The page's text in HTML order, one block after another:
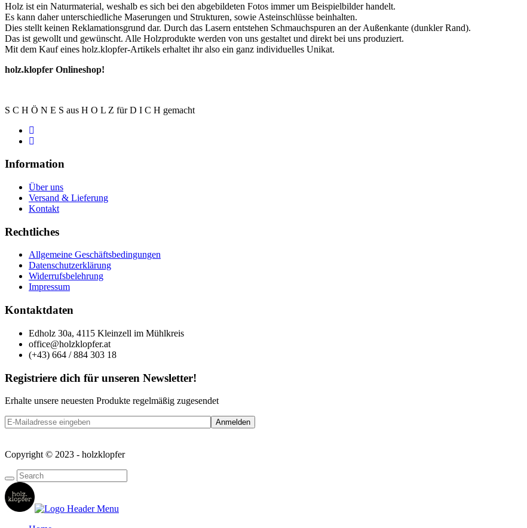
Holz ist ein Naturmaterial, weshalb es sich bei den abgebildeten Fotos immer um Beispielbilder handelt.
Es kann daher unterschiedliche Maserungen und Strukturen, sowie Asteinschlüsse beinhalten.
Dies stellt keinen Reklamationsgrund dar. Durch das Lasern entstehen Schmauchspuren an der Außenkante (dunkler Rand).
Das ist gewollt und gewünscht. Alle Holzprodukte werden von uns gestaltet und direkt bei uns produziert.
Mit dem Kauf eines holz.klopfer-Artikels erhaltet ihr also ein ganz individuelles Unikat.
holz.klopfer Onlineshop!
S C H Ö N E S aus H O L Z für D I C H gemacht
Information
Über uns
Versand & Lieferung
Kontakt
Rechtliches
Allgemeine Geschäftsbedingungen
Datenschutzerklärung
Widerrufsbelehrung
Impressum
Kontaktdaten
Edholz 30a, 4115 Kleinzell im Mühlkreis
office@holzklopfer.at
(+43) 664 / 884 303 18
Registriere dich für unseren Newsletter!
Erhalte unsere neuesten Produkte regelmäßig zugesendet
Copyright © 2023 - holzklopfer